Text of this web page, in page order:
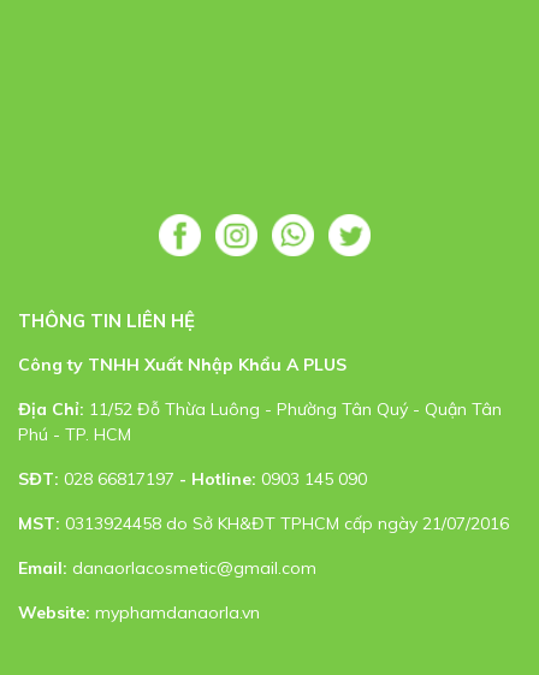
THÔNG TIN LIÊN HỆ
Công ty TNHH Xuất Nhập Khẩu A PLUS
Địa Chỉ: 11/52 Đỗ Thừa Luông - Phường Tân Quý - Quận Tân
Phú - TP. HCM
SĐT: 028 66817197 - Hotline: 0903 145 090
MST: 0313924458 do Sở KH&ĐT TPHCM cấp ngày 21/07/2016
Email: danaorlacosmetic@gmail.com
Website: myphamdanaorla.vn